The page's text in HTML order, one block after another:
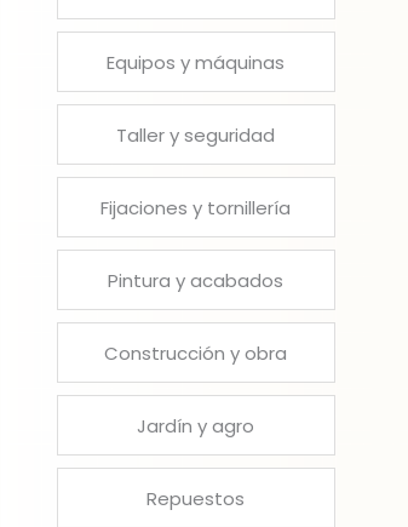
Equipos y máquinas
Taller y seguridad
Fijaciones y tornillería
Pintura y acabados
Construcción y obra
Jardín y agro
Repuestos